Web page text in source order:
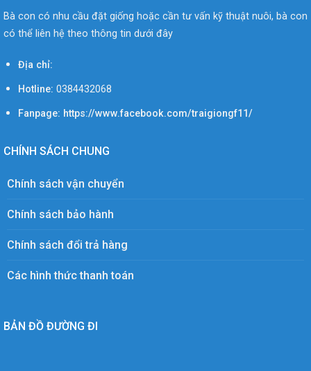
Bà con có nhu cầu đặt giống hoặc cần tư vấn kỹ thuật nuôi, bà con
có thể liên hệ theo thông tin dưới đây
Địa chỉ:
Hotline: 0384432068
Fanpage: https://www.facebook.com/traigiongf11/
CHÍNH SÁCH CHUNG
Chính sách vận chuyển
Chính sách bảo hành
Chính sách đổi trả hàng
Các hình thức thanh toán
BẢN ĐỒ ĐƯỜNG ĐI